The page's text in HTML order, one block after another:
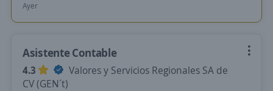
Ayer
Asistente Contable
4.3
Valores y Servicios Regionales SA de
CV (GEN´t)